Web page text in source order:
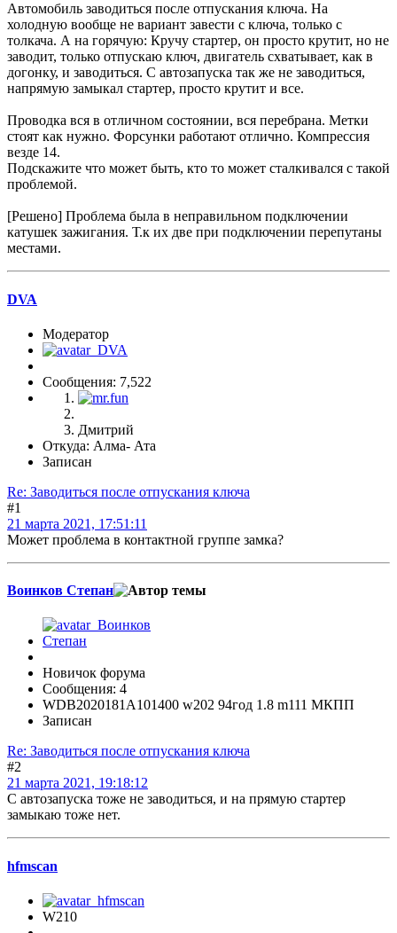
Автомобиль заводиться после отпускания ключа. На
холодную вообще не вариант завести с ключа, только с
толкача. А на горячую: Кручу стартер, он просто крутит, но не
заводит, только отпускаю ключ, двигатель схватывает, как в
догонку, и заводиться. С автозапуска так же не заводиться,
напрямую замыкал стартер, просто крутит и все.
Проводка вся в отличном состоянии, вся перебрана. Метки
стоят как нужно. Форсунки работают отлично. Компрессия
везде 14.
Подскажите что может быть, кто то может сталкивался с такой
проблемой.
[Решено] Проблема была в неправильном подключении
катушек зажигания. Т.к их две при подключении перепутаны
местами.
DVA
Модератор
Сообщения: 7,522
Дмитрий
Откуда: Алма- Ата
Записан
Re: Заводиться после отпускания ключа
#1
21 марта 2021, 17:51:11
Может проблема в контактной группе замка?
Воинков Степан
Новичок форума
Сообщения: 4
WDB2020181A101400 w202 94год 1.8 m111 МКПП
Записан
Re: Заводиться после отпускания ключа
#2
21 марта 2021, 19:18:12
С автозапуска тоже не заводиться, и на прямую стартер
замыкаю тоже нет.
hfmscаn
W210